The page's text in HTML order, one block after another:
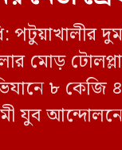
পটুয়াখালীর
মোড়
৮ কেজি
যুব